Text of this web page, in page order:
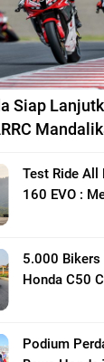
Siap
Test Ride All
160 EVO :
5.000 Bikers
Honda C50
Motor Klasik
Podium